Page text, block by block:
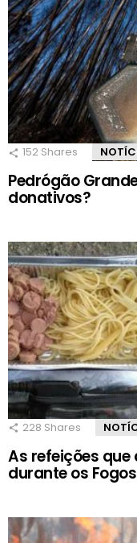
152 Shares
Pedrógão
donativos?
228 Shares
As refeições
durante os